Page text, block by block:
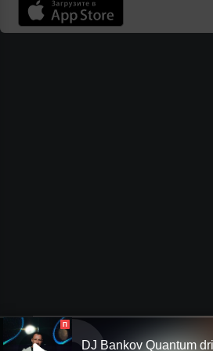
П
DJ Bankov Quantum